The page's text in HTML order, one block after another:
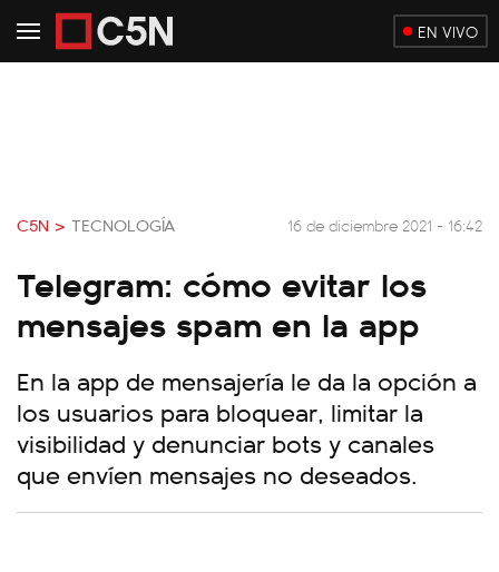
EN VIVO
C5N > TECNOLOGÍA 16 de diciembre 2021 - 16:42
Telegram: cómo evitar los
mensajes spam en la app
En la app de mensajería le da la opción a
los usuarios para bloquear, limitar la
visibilidad y denunciar bots y canales
que envíen mensajes no deseados.